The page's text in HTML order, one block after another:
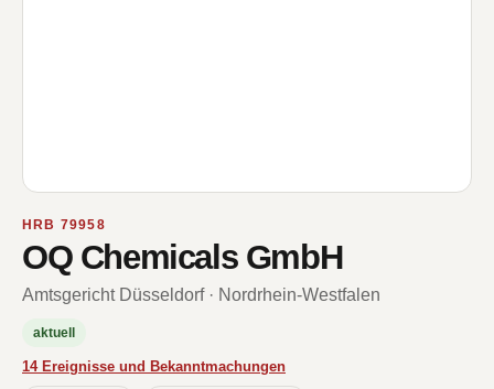
HRB 79958
OQ Chemicals GmbH
Amtsgericht Düsseldorf · Nordrhein-Westfalen
aktuell
14 Ereignisse und Bekanntmachungen